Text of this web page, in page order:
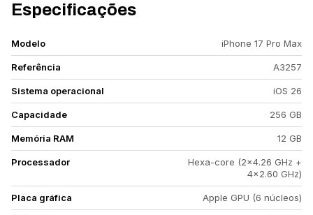
Especificações
Modelo iPhone 17 Pro Max
Referência A3257
Sistema operacional iOS 26
Capacidade 256 GB
Memória RAM 12 GB
Processador
Hexa-core (2x4.26 GHz +
4x2.60 GHz)
Placa gráfica Apple GPU (6 núcleos)